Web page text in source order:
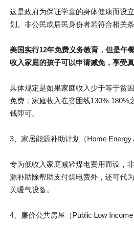
这是政府为保证学童的身体健康而设
划。非公民或居民身份者若符合相关条
美国实行12年免费义务教育，但是午
收入家庭的孩子可以申请减免，享受
具体规定是如果家庭收入少于等于贫
免费；家庭收入在贫困线130%-180%
钱即可。
3、家居能源补助计划（Home Energy
专为低收入家庭减轻煤电费用而设，
源补助除帮助支付煤电费外，还可代
关暖气设备。
4、廉价公共房屋（Public Low Income